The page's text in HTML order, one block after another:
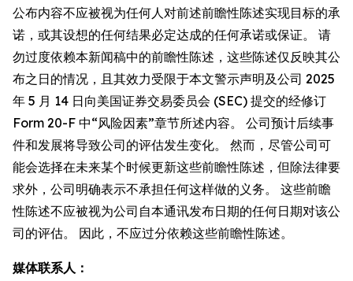
公布内容不应被视为任何人对前述前瞻性陈述实现目标的承
诺，或其设想的任何结果必定达成的任何承诺或保证。 请
勿过度依赖本新闻稿中的前瞻性陈述，这些陈述仅反映其公
布之日的情况，且其效力受限于本文警示声明及公司 2025
年 5 月 14 日向美国证券交易委员会 (SEC) 提交的经修订
Form 20-F 中“风险因素”章节所述内容。 公司预计后续事
件和发展将导致公司的评估发生变化。 然而，尽管公司可
能会选择在未来某个时候更新这些前瞻性陈述，但除法律要
求外，公司明确表示不承担任何这样做的义务。 这些前瞻
性陈述不应被视为公司自本通讯发布日期的任何日期对该公
司的评估。 因此，不应过分依赖这些前瞻性陈述。
媒体联系人：